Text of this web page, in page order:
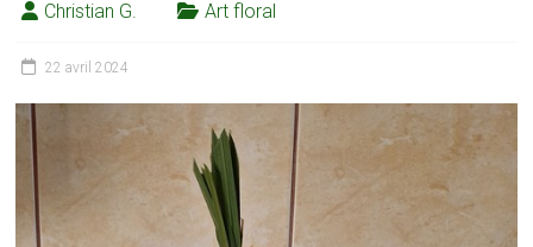
Christian G. Art floral
22 avril 2024